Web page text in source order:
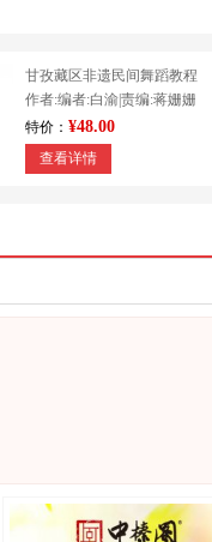
甘孜藏区非遗民间舞蹈教程
作者:编者:白渝|责编:蒋姗姗
出版社:四川大学
特价： ¥48.00
查看详情